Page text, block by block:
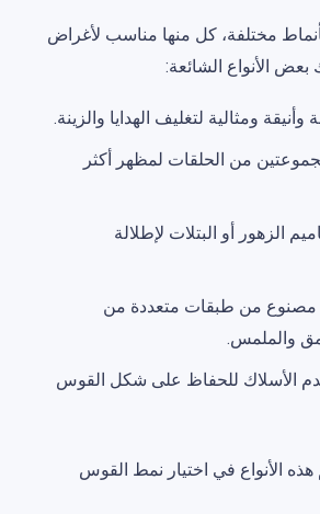
مختلفة، كل منها مناسب لأغراض
بعض الأنواع الشائعة:
ومثالية لتغليف الهدايا والزينة.
من الحلقات لمظهر أكثر
الزهور أو البتلات لإطلالة
مصنوع من طبقات متعددة من
والملمس.
الأسلاك للحفاظ على شكل القوس
الأنواع في اختيار نمط القوس